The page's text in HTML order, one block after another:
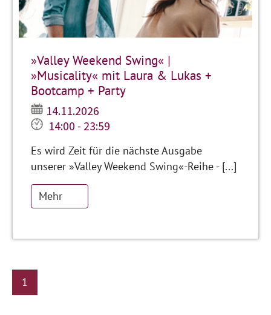
»Valley Weekend Swing« |
»Musicality« mit Laura & Lukas +
Bootcamp + Party
14.11.2026
14:00 - 23:59
Es wird Zeit für die nächste Ausgabe
unserer »Valley Weekend Swing«-Reihe - [...]
Mehr
1